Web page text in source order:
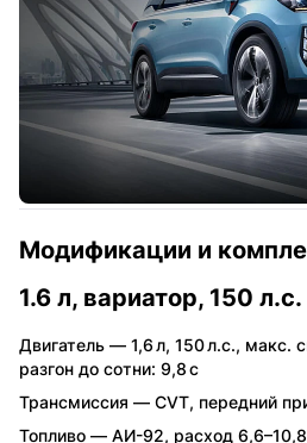
Модификации и
1.6 л, вариатор, 150 л.с.
Двигатель — 1,6 л, 150 л.с., макс.
разгон до сотни: 9,8 с
Трансмиссия — CVT, передний
Топливо — АИ-92, расход